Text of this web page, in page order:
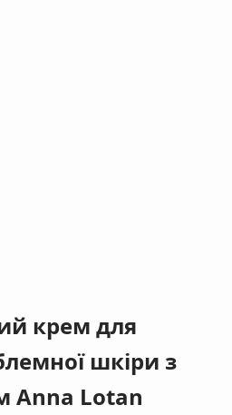
крем для
шкіри з
Anna Lotan